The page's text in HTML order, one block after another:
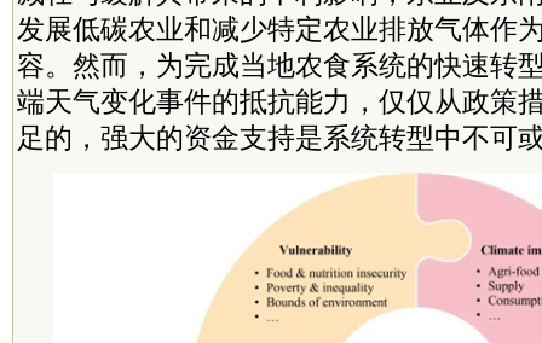
发展低碳农业和减少特定农业排放气体作
容。然而，为完成当地农食系统的快速转
端天气变化事件的抵抗能力，仅仅从政策
足的，强大的资金支持是系统转型中不可